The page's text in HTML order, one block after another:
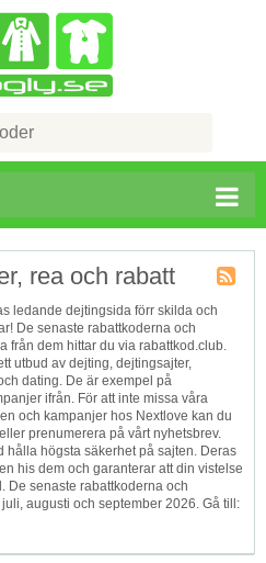
rea och rabatt
ledande dejtingsida förr skilda och
De senaste rabattkoderna och
från dem hittar du via rabattkod.club.
utbud av dejting, dejtingsajter,
dating. De är exempel på
ifrån. För att inte missa våra
och kampanjer hos Nextlove kan du
prenumerera på vårt nyhetsbrev.
hålla högsta säkerhet på sajten. Deras
his dem och garanterar att din vistelse
De senaste rabattkoderna och
augusti och september 2026. Gå till: